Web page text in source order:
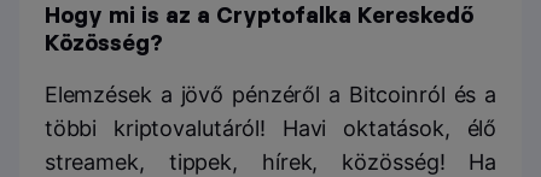
Hogy mi is az a Cryptofalka Kereskedő
Közösség?
Elemzések a jövő pénzéről a Bitcoinról és a
többi kriptovalutáról! Havi oktatások, élő
streamek, tippek, hírek, közösség! Ha